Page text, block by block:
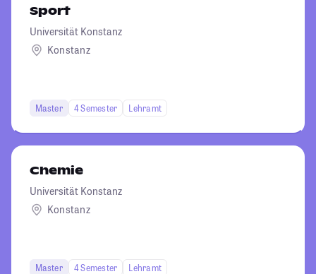
Sport
Universität Konstanz
Konstanz
Master 4 Semester Lehramt
Chemie
Universität Konstanz
Konstanz
Master 4 Semester Lehramt